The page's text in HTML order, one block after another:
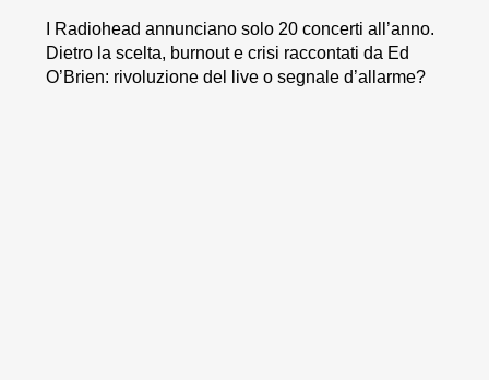
I Radiohead annunciano solo 20 concerti all’anno.
Dietro la scelta, burnout e crisi raccontati da Ed
O’Brien: rivoluzione del live o segnale d’allarme?